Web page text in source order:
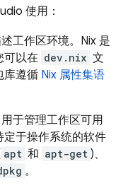
使用：
述工作区环境。Nix 是
可以在 dev.nix 文
库遵循 Nix 属性集语
用于管理工作区可用
于操作系统的软件
apt 和 apt-get )、
。